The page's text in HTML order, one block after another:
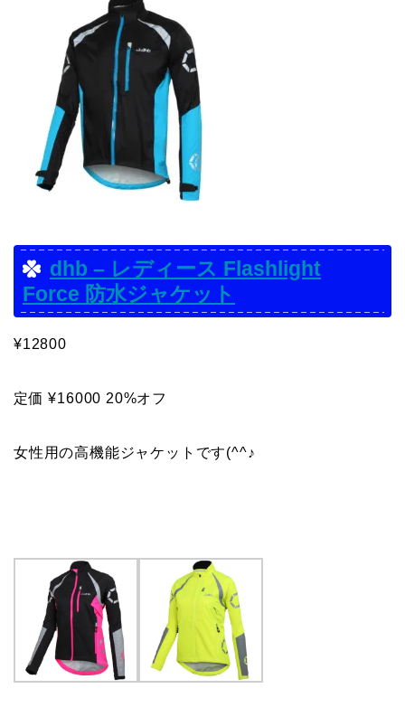
dhb – レディース Flashlight
Force 防水ジャケット
¥12800
定価 ¥16000 20%オフ
女性用の高機能ジャケットです(^^♪